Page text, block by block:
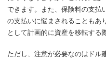
できます。また、保険料の支払
の支払いに悩まされることもあ
として計画的に資産を移転する
ただし、注意が必要なのはドル